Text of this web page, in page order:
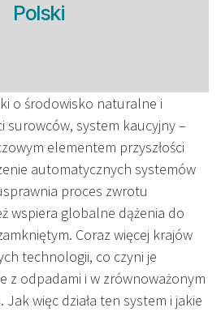
Polski
o środowisko naturalne i
surowców, system kaucyjny –
elementem przyszłości
automatycznych systemów
proces zwrotu
wspiera globalne dążenia do
Coraz więcej krajów
technologii, co czyni je
z odpadami i w zrównoważonym
Jak więc działa ten system i jakie